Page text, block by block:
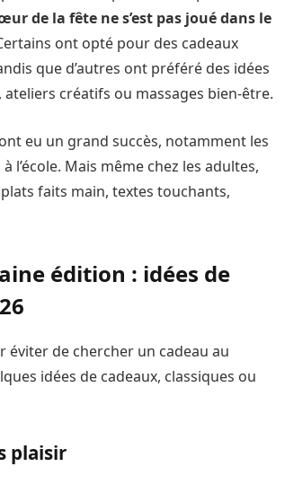
de la fête ne s’est pas joué dans le
ont opté pour des cadeaux
que d’autres ont préféré des idées
, ateliers créatifs ou massages bien-être.
ont eu un grand succès, notamment les
Mais même chez les adultes,
faits main, textes touchants,
édition : idées de
éviter de chercher un cadeau au
idées de cadeaux, classiques ou
plaisir